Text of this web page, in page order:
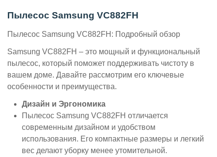
Пылесос Samsung VC882FH
Пылесос Samsung VC882FH: Подробный обзор
Samsung VC882FH – это мощный и функциональный
пылесос, который поможет поддерживать чистоту в
вашем доме. Давайте рассмотрим его ключевые
особенности и преимущества.
Дизайн и Эргономика
Пылесос Samsung VC882FH отличается
современным дизайном и удобством
использования. Его компактные размеры и легкий
вес делают уборку менее утомительной.